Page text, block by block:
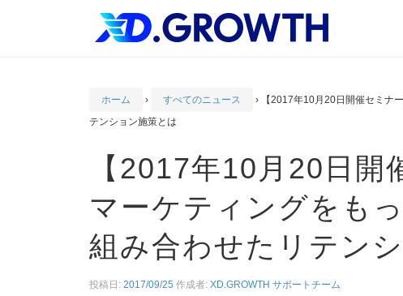
ホーム › すべてのニュース ›
【2017年10月20日開催セミナ
テンション施策とは
【2017年10月20日
マーケティングをも
組み合わせたリテン
投稿日: 2017/09/25 作成者: XD.GROWTH サポートチーム